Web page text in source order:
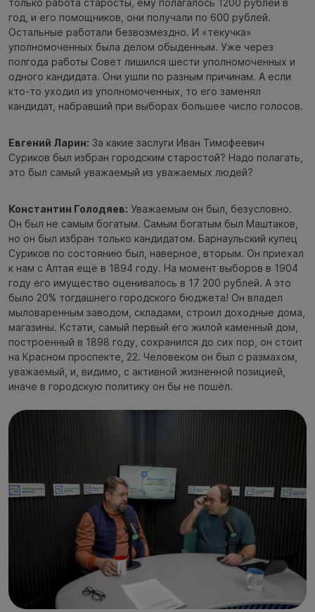
год, и его помощников, они получали по 600 рублей.
Остальные работали безвозмездно. И «текучка»
уполномоченных была делом обыденным. Уже через
полгода работы Совет лишился шести уполномоченных и
одного кандидата. Они ушли по разным причинам. А если
кто-то уходил из уполномоченных, то его заменял
кандидат, набравший при выборах большее число голосов.
Евгений Ларин: За какие заслуги Иван Тимофеевич
Суриков был избран городским старостой? Надо полагать,
это был самый уважаемый из уважаемых людей?
Константин Голодяев: Уважаемым он был, безусловно.
Он был не самым богатым. Самым богатым был Маштаков,
но он был избран только кандидатом. Барнаульский купец
Суриков по состоянию был, наверное, вторым. Он приехал
к нам с Алтая ещё в 1894 году. На момент выборов в 1904
году его имущество оценивалось в 17 200 рублей. А это
было 20% тогдашнего городского бюджета! Он владел
мыловаренным заводом, складами, строил доходные дома,
магазины. Кстати, самый первый его жилой каменный дом,
построенный в 1898 году, сохранился до сих пор, он стоит
на Красном проспекте, 22. Человеком он был с размахом,
уважаемый, и, видимо, с активной жизненной позицией,
иначе в городскую политику он бы не пошёл.